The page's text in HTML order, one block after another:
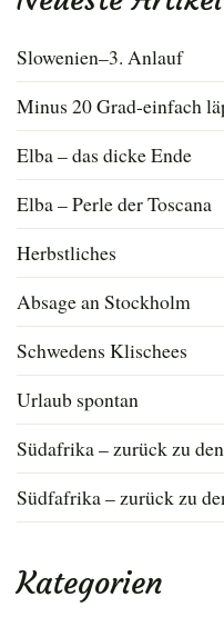
Slowenien–3. Anlauf
Minus 20 Grad-einfach
Elba – das dicke Ende
Elba – Perle der Toscana
Herbstliches
Absage an Stockholm
Schwedens Klischees
Urlaub spontan
Südafrika – zurück zu
Südfafrika – zurück zu
Kategorien